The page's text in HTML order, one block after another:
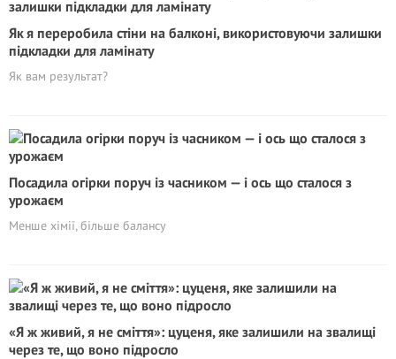
Як я переробила стіни на балконі, використовуючи залишки
підкладки для ламінату
Як вам результат?
Посадила огірки поруч із часником — і ось що сталося з
урожаєм
Менше хімії, більше балансу
«Я ж живий, я не сміття»: цуценя, яке залишили на звалищі
через те, що воно підросло